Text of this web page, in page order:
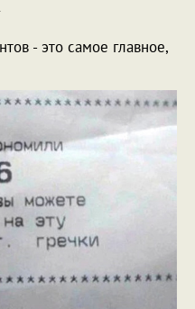
- это самое главное,